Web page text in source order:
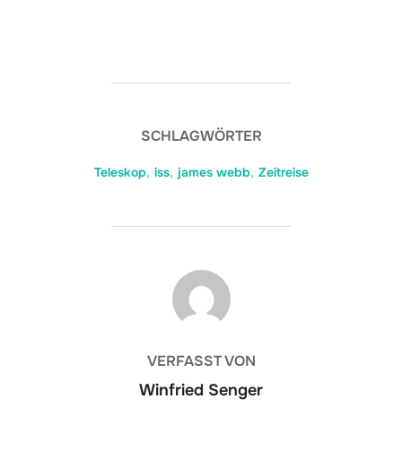
SCHLAGWÖRTER
Teleskop, iss, james webb, Zeitreise
BEITRAGSAUTOR
VERFASST VON
Winfried Senger